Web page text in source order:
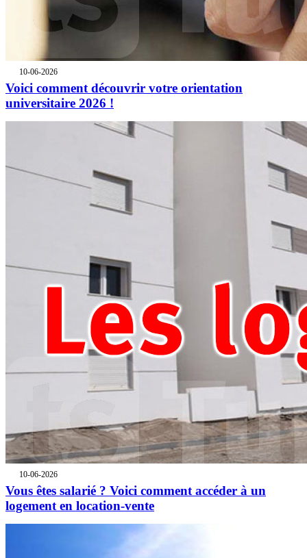
10-06-2026
Voici comment découvrir votre orientation
universitaire 2026 !
10-06-2026
Vous êtes salarié ? Voici comment accéder à un
logement en location-vente